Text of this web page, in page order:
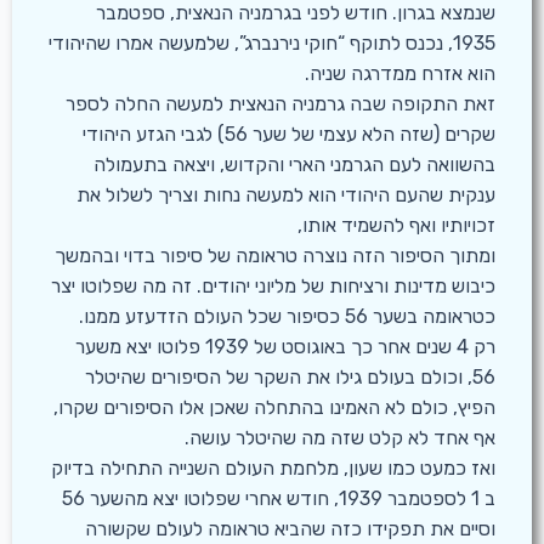
שנמצא בגרון. חודש לפני בגרמניה הנאצית, ספטמבר
1935, נכנס לתוקף “חוקי נירנברג”, שלמעשה אמרו שהיהודי
הוא אזרח ממדרגה שניה.
זאת התקופה שבה גרמניה הנאצית למעשה החלה לספר
שקרים (שזה הלא עצמי של שער 56) לגבי הגזע היהודי
בהשוואה לעם הגרמני הארי והקדוש, ויצאה בתעמולה
ענקית שהעם היהודי הוא למעשה נחות וצריך לשלול את
זכויותיו ואף להשמיד אותו,
ומתוך הסיפור הזה נוצרה טראומה של סיפור בדוי ובהמשך
כיבוש מדינות ורציחות של מליוני יהודים. זה מה שפלוטו יצר
כטראומה בשער 56 כסיפור שכל העולם הזדעזע ממנו.
רק 4 שנים אחר כך באוגוסט של 1939 פלוטו יצא משער
56, וכולם בעולם גילו את השקר של הסיפורים שהיטלר
הפיץ, כולם לא האמינו בהתחלה שאכן אלו הסיפורים שקרו,
אף אחד לא קלט שזה מה שהיטלר עושה.
ואז כמעט כמו שעון, מלחמת העולם השנייה התחילה בדיוק
ב 1 לספטמבר 1939, חודש אחרי שפלוטו יצא מהשער 56
וסיים את תפקידו כזה שהביא טראומה לעולם שקשורה